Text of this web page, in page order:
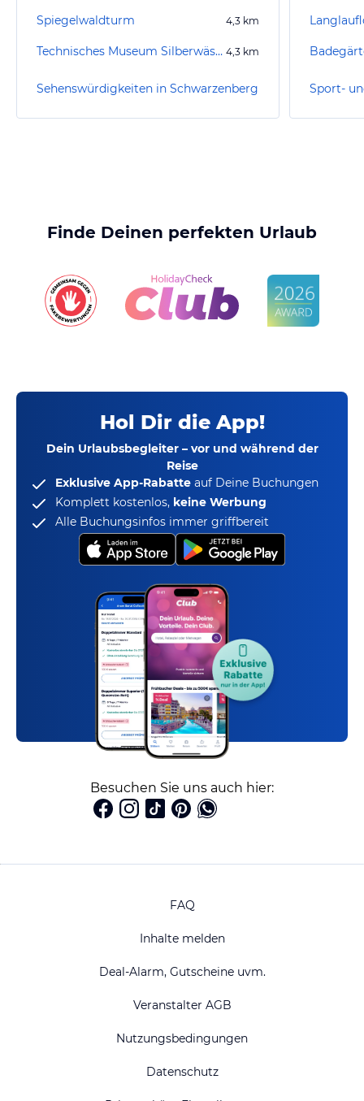
Spiegelwaldturm 4,3 km
Technisches Museum Silberwäsche Antonsthal 4,3 km
Sehenswürdigkeiten in Schwarzenberg
Finde Deinen perfekten Urlaub
Hol Dir die App!
Dein Urlaubsbegleiter – vor und während der
Reise
Exklusive App-Rabatte auf Deine Buchungen
Komplett kostenlos, keine Werbung
Alle Buchungsinfos immer griffbereit
Besuchen Sie uns auch hier:
FAQ
Inhalte melden
Deal-Alarm, Gutscheine uvm.
Veranstalter AGB
Nutzungsbedingungen
Datenschutz